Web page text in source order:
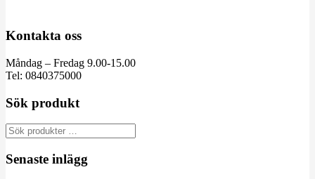
Kontakta oss
Måndag – Fredag 9.00-15.00
Tel: 0840375000
Sök produkt
Senaste inlägg